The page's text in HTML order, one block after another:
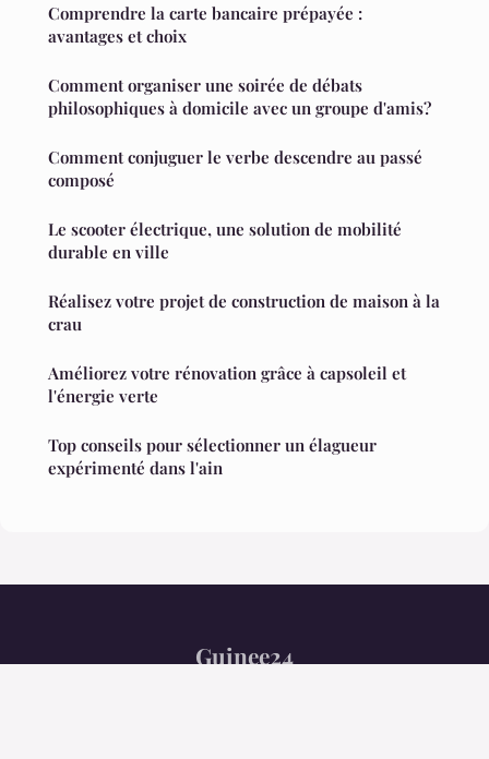
Comprendre la carte bancaire prépayée :
avantages et choix
Comment organiser une soirée de débats
philosophiques à domicile avec un groupe d'amis?
Comment conjuguer le verbe descendre au passé
composé
Le scooter électrique, une solution de mobilité
durable en ville
Réalisez votre projet de construction de maison à la
crau
Améliorez votre rénovation grâce à capsoleil et
l'énergie verte
Top conseils pour sélectionner un élagueur
expérimenté dans l'ain
Guinee24